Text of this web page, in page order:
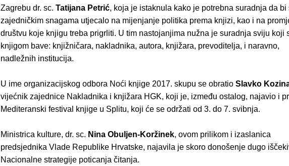
Zagrebu dr. sc. Tatijana Petrić, koja je istaknula kako je potrebna suradnja da bi
zajedničkim snagama utjecalo na mijenjanje politika prema knjizi, kao i na
društvu koje knjigu treba prigrliti. U tim nastojanjima nužna je suradnja sviju koji
knjigom bave: knjižničara, nakladnika, autora, knjižara, prevoditelja, i naravno,
nadležnih institucija.
U ime organizacijskog odbora Noći knjige 2017. skupu se obratio Slavko
vijećnik zajednice Nakladnika i knjižara HGK, koji je, između ostalog, najavio i
Mediteranski festival knjige u Splitu, koji će se održati od 3. do 7. svibnja.
Ministrica kulture, dr. sc. Nina Obuljen-Koržinek, ovom prilikom i izaslanica
predsjednika Vlade Republike Hrvatske, najavila je skoro donošenje dugo
Nacionalne strategije poticanja čitanja.